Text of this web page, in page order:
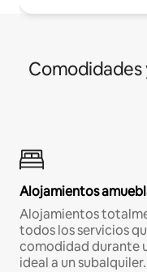
Comodidades
Alojamientos
Alojamientos
todos los servicios
comodidad durante
ideal a un subalquiler.